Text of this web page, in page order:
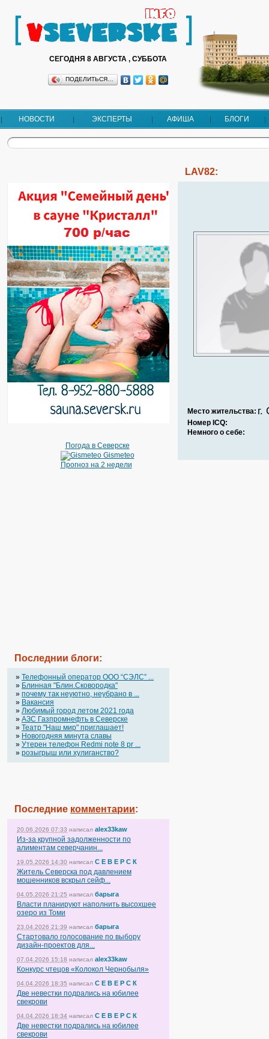
СЕГОДНЯ 8 АВГУСТА , СУББОТА
ПОДЕЛИТЬСЯ…
НОВОСТИ ЭКСПЕРТЫ АФИША БЛОГИ
Погода в Северске
Gismeteo
Прогноз на 2 недели
Последнии блоги:
» Телефонный оператор OOO “СЭЛС” ...
» Блинная "Блин.Сковородка"
» почему так неуютно, неубрано в ...
» Вакансия
» Любимый город летом 2021 года
» АЗС Газпромнефть в Северске
» Театр "Наш мир" приглашает!
» Новогодняя минута славы
» Утерен телефон Redmi note 8 pr ...
» розыгрыш или хулиганство?
Последние комментарии:
20.06.2026 07:33 написал alex33kaw
Из-за крупной задолженности по
алиментам северчанин...
19.05.2026 14:30 написал С Е В Е Р С К
Житель Северска под давлением
мошенников вскрыл сейф...
04.05.2026 21:25 написал барыга
Власти планируют наполнить высохшее
озеро из Томи
23.04.2026 21:39 написал барыга
Стартовало голосование по выбору
дизайн-проектов для...
07.04.2026 15:18 написал alex33kaw
Конкурс чтецов «Колокол Чернобыля»
04.04.2026 18:35 написал С Е В Е Р С К
Две невестки подрались на юбилее
свекрови
04.04.2026 18:34 написал С Е В Е Р С К
Две невестки подрались на юбилее
свекрови
LAV82:
Место жительства: г.
Номер ICQ:
Немного о себе: